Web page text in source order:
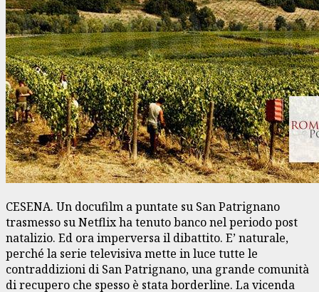
CESENA. Un docufilm a puntate su San Patrignano
trasmesso su Netflix ha tenuto banco nel periodo post
natalizio. Ed ora imperversa il dibattito. E’ naturale,
perché la serie televisiva mette in luce tutte le
contraddizioni di San Patrignano, una grande comunità
di recupero che spesso è stata borderline. La vicenda